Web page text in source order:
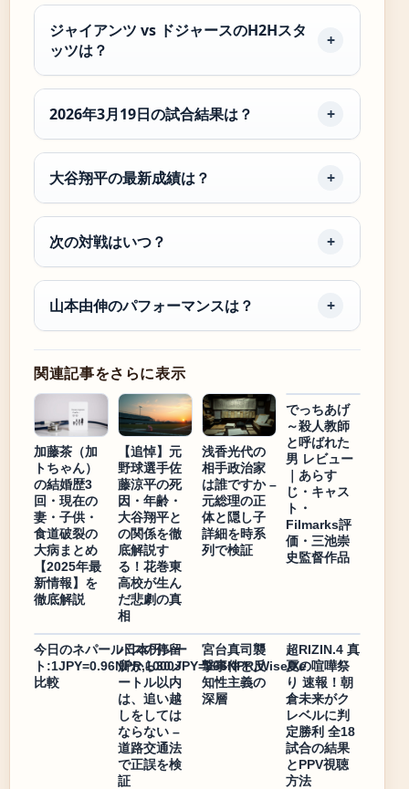
ジャイアンツ vs ドジャースのH2Hスタ
ッツは？
2026年3月19日の試合結果は？
大谷翔平の最新成績は？
次の対戦はいつ？
山本由伸のパフォーマンスは？
関連記事をさらに表示
加藤茶（加
トちゃん）
の結婚歴3
回・現在の
妻・子供・
食道破裂の
大病まとめ
【2025年最
新情報】を
徹底解説
【追悼】元
野球選手佐
藤涼平の死
因・年齢・
大谷翔平と
の関係を徹
底解説す
る！花巻東
高校が生ん
だ悲劇の真
相
浅香光代の
相手政治家
は誰ですか –
元総理の正
体と隠し子
詳細を時系
列で検証
でっちあげ
～殺人教師
と呼ばれた
男 レビュー
｜あらす
じ・キャス
ト・
Filmarks評
価・三池崇
史監督作品
今日のネパール日本円レー
ト:1JPY=0.96NPR,1000JPY=966NPR,Wise/Xe
比較
バスの停留
所から30メ
ートル以内
は、追い越
しをしては
ならない –
道路交通法
で正誤を検
証
宮台真司襲
撃事件と反
知性主義の
深層
超RIZIN.4 真
夏の喧嘩祭
り 速報！朝
倉未来がク
レベルに判
定勝利 全18
試合の結果
とPPV視聴
方法